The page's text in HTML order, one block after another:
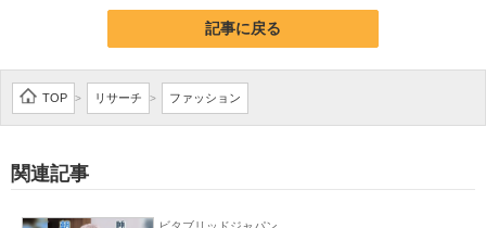
記事に戻る
TOP > リサーチ > ファッション
関連記事